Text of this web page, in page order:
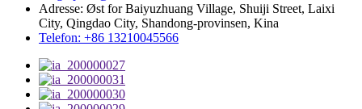
Adresse: Øst for Baiyuzhuang Village, Shuiji Street, Laixi
City, Qingdao City, Shandong-provinsen, Kina
Telefon: +86 13210045566